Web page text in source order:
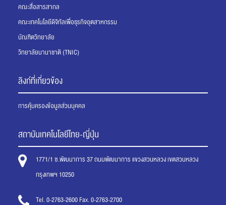
คณะสื่อสารสากล
คณะเทคโนโลยีดิจิทัลเพื่อธุรกิจอุตสาหกรรม
บัณฑิตวิทยาลัย
วิทยาลัยนานาชาติ (TNIC)
ลิงก์ที่เกี่ยวข้อง
การคุ้มครองข้อมูลส่วนบุคคล
สถาบันเทคโนโลยีไทย-ญี่ปุ่น
1771/1 ซ.พัฒนาการ 37 ถนนพัฒนาการ แขวงสวนหลวง เขตสวนหลวง
กรุงเทพฯ 10250
Tel. 0-2763-2600 Fax. 0-2763-2700